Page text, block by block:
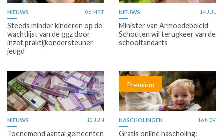
NIEUWS 06 MRT
Steeds minder kinderen op de
wachtlijst van de ggz door
inzet praktijkondersteuner
jeugd
NIEUWS 14 JUL
Minister van Armoedebeleid
Schouten wil terugkeer van de
schooltandarts
NIEUWS 10 JUN
Toenemend aantal gemeenten
Premium
NASCHOLINGEN 16 NOV
Gratis online nascholing: